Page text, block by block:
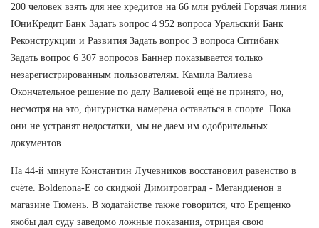
200 человек взять для нее кредитов на 66 млн рублей Горячая линия
ЮниКредит Банк Задать вопрос 4 952 вопроса Уральский Банк
Реконструкции и Развития Задать вопрос 3 вопроса Ситибанк
Задать вопрос 6 307 вопросов Баннер показывается только
незарегистрированным пользователям. Камила Валиева
Окончательное решение по делу Валиевой ещё не принято, но,
несмотря на это, фигуристка намерена оставаться в спорте. Пока
они не устранят недостатки, мы не даем им одобрительных
документов.
На 44-й минуте Константин Лучевников восстановил равенство в
счёте. Boldenona-E со скидкой Димитровград - Метандиенон в
магазине Тюмень. В ходатайстве также говорится, что Ерещенко
якобы дал суду заведомо ложные показания, отрицая свою